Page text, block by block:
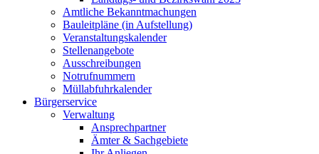
Amtliche Bekanntmachungen
Bauleitpläne (in Aufstellung)
Veranstaltungskalender
Stellenangebote
Ausschreibungen
Notrufnummern
Müllabfuhrkalender
Bürgerservice
Verwaltung
Ansprechpartner
Ämter & Sachgebiete